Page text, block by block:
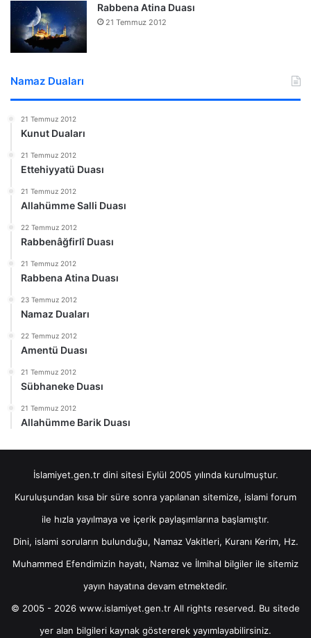
Rabbena Atina Duası
21 Temmuz 2012
Namaz Duaları
21 Temmuz 2012
Kunut Duaları
21 Temmuz 2012
Ettehiyyatü Duası
21 Temmuz 2012
Allahümme Salli Duası
22 Temmuz 2012
Rabbenâğfirlî Duası
21 Temmuz 2012
Rabbena Atina Duası
23 Temmuz 2012
Namaz Duaları
22 Temmuz 2012
Amentü Duası
21 Temmuz 2012
Sübhaneke Duası
21 Temmuz 2012
Allahümme Barik Duası
İslamiyet.gen.tr dini sitesi Eylül 2005 yılında kurulmuştur.
Kuruluşundan kısa bir süre sonra yapılanan sitemize, islami forum
ile hızla yayılmaya ve içerik paylaşımlarına başlamıştır.
Dini, islami soruların bulunduğu, Namaz Vakitleri, Kuranı Kerim, Hz.
Muhammed Efendimizin hayatı, Namaz ve İlmihal bilgiler ile sitemiz
yayın hayatına devam etmektedir.
© 2005 - 2026 www.islamiyet.gen.tr All rights reserved. Bu sitede
yer alan bilgileri kaynak göstererek yayımlayabilirsiniz.